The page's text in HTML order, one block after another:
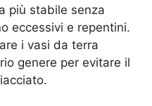
più stabile senza
eccessivi e repentini.
i vasi da terra
genere per evitare il